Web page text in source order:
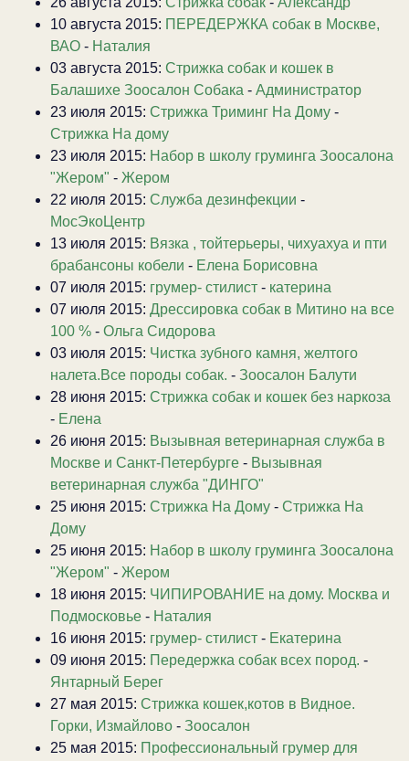
10 августа 2015: ПЕРЕДЕРЖКА собак в Москве,
ВАО - Наталия
03 августа 2015: Стрижка собак и кошек в
Балашихе Зоосалон Собака - Администратор
23 июля 2015: Стрижка Триминг На Дому -
Стрижка На дому
23 июля 2015: Набор в школу груминга Зоосалона
"Жером" - Жером
22 июля 2015: Служба дезинфекции -
МосЭкоЦентр
13 июля 2015: Вязка , тойтерьеры, чихуахуа и пти
брабансоны кобели - Елена Борисовна
07 июля 2015: грумер- стилист - катерина
07 июля 2015: Дрессировка собак в Митино на все
100 % - Ольга Сидорова
03 июля 2015: Чистка зубного камня, желтого
налета.Все породы собак. - Зоосалон Балути
28 июня 2015: Стрижка собак и кошек без наркоза
- Елена
26 июня 2015: Вызывная ветеринарная служба в
Москве и Санкт-Петербурге - Вызывная
ветеринарная служба "ДИНГО"
25 июня 2015: Стрижка На Дому - Стрижка На
Дому
25 июня 2015: Набор в школу груминга Зоосалона
"Жером" - Жером
18 июня 2015: ЧИПИРОВАНИЕ на дому. Москва и
Подмосковье - Наталия
16 июня 2015: грумер- стилист - Екатерина
09 июня 2015: Передержка собак всех пород. -
Янтарный Берег
27 мая 2015: Стрижка кошек,котов в Видное.
Горки, Измайлово - Зоосалон
25 мая 2015: Профессиональный грумер для